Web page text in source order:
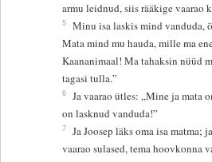
armu leidnud, siis rääkige vaarao
5 Minu isa laskis mind vanduda,
Mata mind mu hauda, mille ma
Kaananimaal! Ma tahaksin nüüd
tagasi tulla.”
6 Ja vaarao ütles: „Mine ja mata
on lasknud vanduda!”
7 Ja Joosep läks oma isa matma;
vaarao sulased, tema hoovkonna